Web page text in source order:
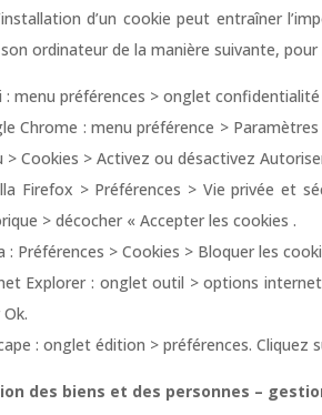
d’un cookie peut entraîner
ordinateur de la manière suivante, pour
: menu préférences > onglet
Chrome : menu préférence >
> Cookies > Activez ou désactivez
Firefox > Préférences > Vie privée et
> décocher « Accepter les cookies .
: Préférences > Cookies > Bloquer les
Explorer : onglet outil > options
: onglet édition > préférences. Cliquez
des biens et des personnes –